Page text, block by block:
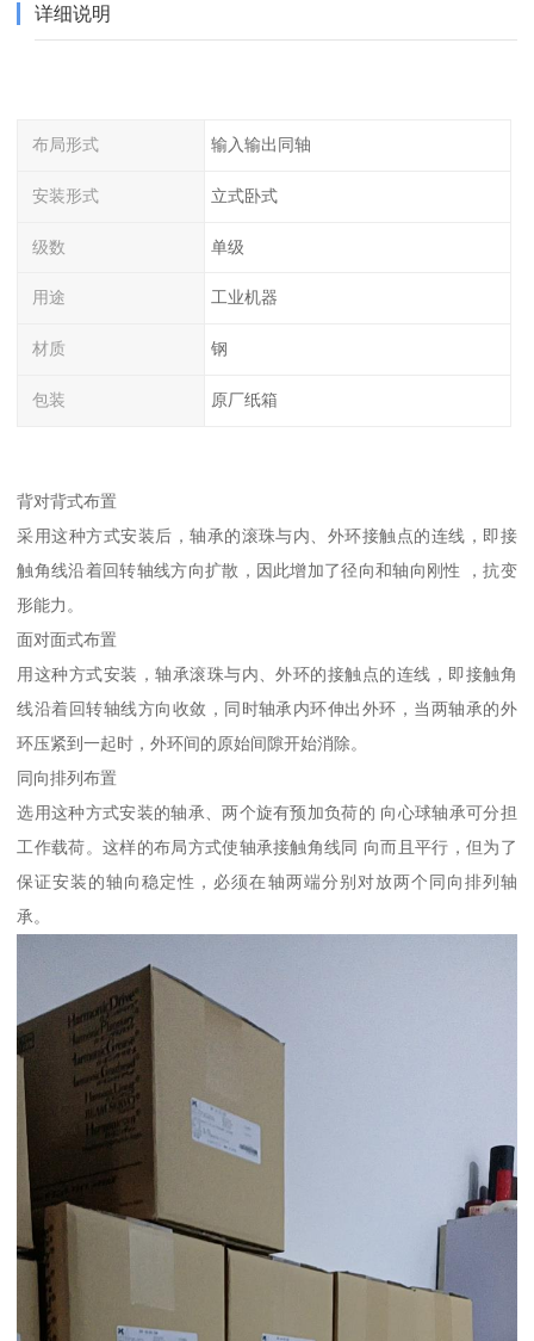
详细说明
布局形式 输入输出同轴
安装形式 立式卧式
级数 单级
用途 工业机器
材质 钢
包装 原厂纸箱
背对背式布置
采用这种方式安装后，轴承的滚珠与内、外环接触点的连线，即接
触角线沿着回转轴线方向扩散，因此增加了径向和轴向刚性 ，抗变
形能力。
面对面式布置
用这种方式安装，轴承滚珠与内、外环的接触点的连线，即接触角
线沿着回转轴线方向收敛，同时轴承内环伸出外环，当两轴承的外
环压紧到一起时，外环间的原始间隙开始消除。
同向排列布置
选用这种方式安装的轴承、两个旋有预加负荷的 向心球轴承可分担
工作载荷。这样的布局方式使轴承接触角线同 向而且平行，但为了
保证安装的轴向稳定性，必须在轴两端分别对放两个同向排列轴
承。